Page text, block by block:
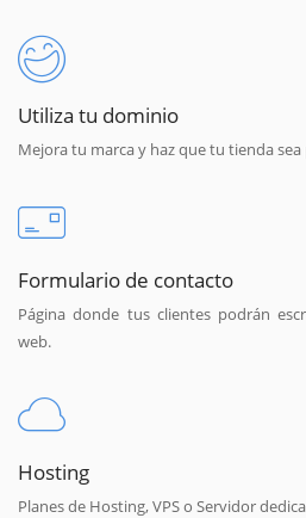
Utiliza tu dominio
Mejora tu marca y haz que tu tienda
Formulario de contacto
Página donde tus clientes podrán
web.
Hosting
Planes de Hosting, VPS o Servidor